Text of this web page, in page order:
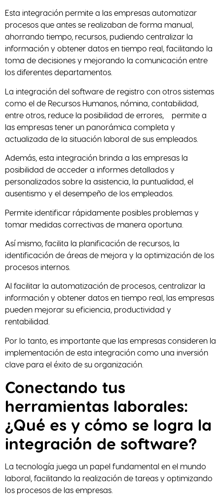
Esta integración permite a las empresas automatizar
procesos que antes se realizaban de forma manual,
ahorrando tiempo, recursos, pudiendo centralizar la
información y obtener datos en tiempo real, facilitando la
toma de decisiones y mejorando la comunicación entre
los diferentes departamentos.
La integración del software de registro con otros sistemas
como el de Recursos Humanos, nómina, contabilidad,
entre otros, reduce la posibilidad de errores, permite a
las empresas tener un panorámica completa y
actualizada de la situación laboral de sus empleados.
Además, esta integración brinda a las empresas la
posibilidad de acceder a informes detallados y
personalizados sobre la asistencia, la puntualidad, el
ausentismo y el desempeño de los empleados.
Permite identificar rápidamente posibles problemas y
tomar medidas correctivas de manera oportuna.
Así mismo, facilita la planificación de recursos, la
identificación de áreas de mejora y la optimización de los
procesos internos.
Al facilitar la automatización de procesos, centralizar la
información y obtener datos en tiempo real, las empresas
pueden mejorar su eficiencia, productividad y
rentabilidad.
Por lo tanto, es importante que las empresas consideren la
implementación de esta integración como una inversión
clave para el éxito de su organización.
Conectando tus
herramientas laborales:
¿Qué es y cómo se logra la
integración de software?
La tecnología juega un papel fundamental en el mundo
laboral, facilitando la realización de tareas y optimizando
los procesos de las empresas.